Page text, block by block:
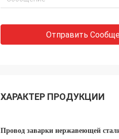
Отправить
ХАРАКТЕР ПРОДУКЦИИ
Провод заварки нержавеющей